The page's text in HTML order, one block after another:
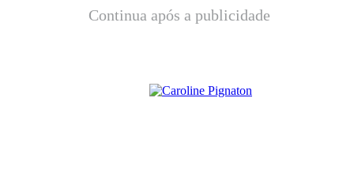
Continua após a publicidade